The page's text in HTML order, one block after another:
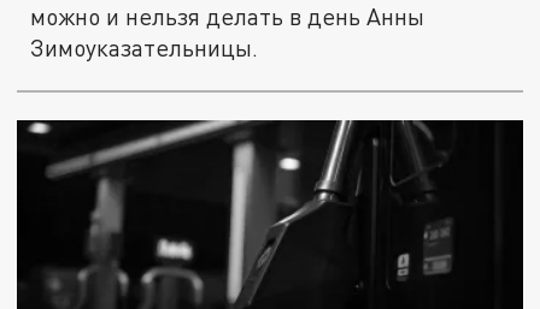
можно и нельзя делать в день Анны
Зимоуказательницы.